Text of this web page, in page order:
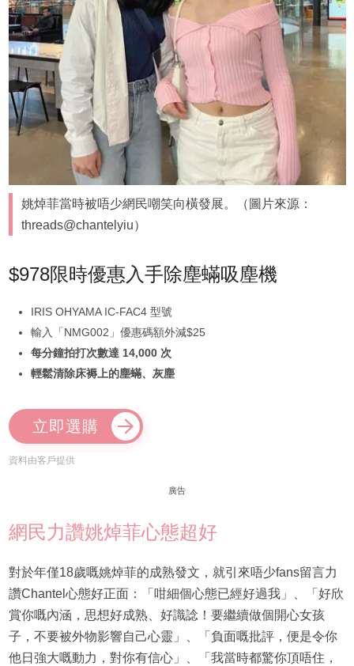
姚焯菲當時被唔少網民嘲笑向橫發展。（圖片來源：
threads@chantelyiu）
$978限時優惠入手除塵蟎吸塵機
IRIS OHYAMA IC-FAC4 型號
輸入「NMG002」優惠碼額外減$25
每分鐘拍打次數達 14,000 次
輕鬆清除床褥上的塵蟎、灰塵
立即選購
資料由客戶提供
廣告
網民力讚姚焯菲心態超好
對於年僅18歲嘅姚焯菲的成熟發文，就引來唔少fans留言力
讚Chantel心態好正面：「咁細個心態已經好過我」、「好欣
賞你嘅內涵，思想好成熟、好識諗！要繼續做個開心女孩
子，不要被外物影響自己心靈」、「負面嘅批評，便是令你
他日強大嘅動力，對你有信心」、「我當時都驚你頂唔住，